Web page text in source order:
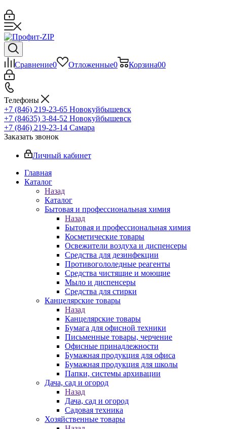
Сравнение0 Отложенные0 Корзина00
Телефоны
+7 (846) 219-23-65 Новокуйбышевск
+7 (84635) 3-84-52 Новокуйбышевск
+7 (846) 219-23-14 Самара
Заказать звонок
Личный кабинет
Главная
Каталог
Назад
Каталог
Бытовая и профессиональная химия
Назад
Бытовая и профессиональная химия
Косметические товары
Освежители воздуха и диспенсеры
Средства для дезинфекции
Противогололедные реагенты
Средства чистящие и моющие
Мыло и диспенсеры
Средства для стирки
Канцелярские товары
Назад
Канцелярские товары
Бумага для офисной техники
Письменные товары, черчение
Офисные принадлежности
Бумажная продукция для офиса
Бумажная продукция для школы
Папки, системы архивации
Дача, сад и огород
Назад
Дача, сад и огород
Садовая техника
Хозяйственные товары